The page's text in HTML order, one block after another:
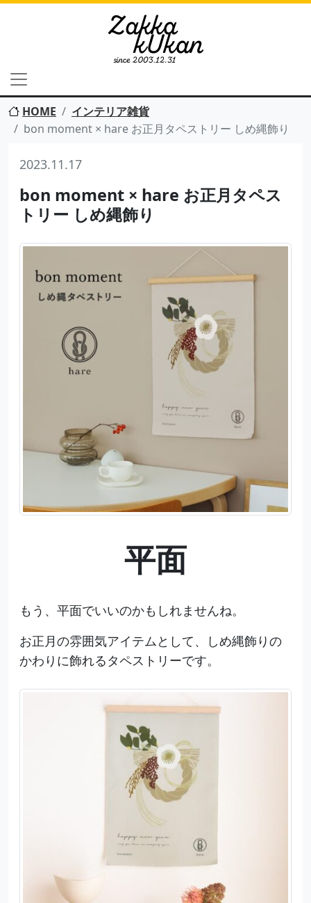
HOME
インテリア雑貨
bon moment × hare お正月タペストリー しめ縄飾り
2023.11.17
bon moment × hare お正月タペス
トリー しめ縄飾り
平面
もう、平面でいいのかもしれませんね。
お正月の雰囲気アイテムとして、しめ縄飾りの
かわりに飾れるタペストリーです。